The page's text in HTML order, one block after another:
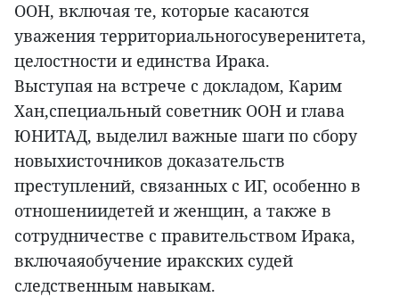
ООН, включая те, которые касаются
уважения территориальногосуверенитета,
целостности и единства Ирака.
Выступая на встрече с докладом, Карим
Хан,специальный советник ООН и глава
ЮНИТАД, выделил важные шаги по сбору
новыхисточников доказательств
преступлений, связанных с ИГ, особенно в
отношениидетей и женщин, а также в
сотрудничестве с правительством Ирака,
включаяобучение иракских судей
следственным навыкам.